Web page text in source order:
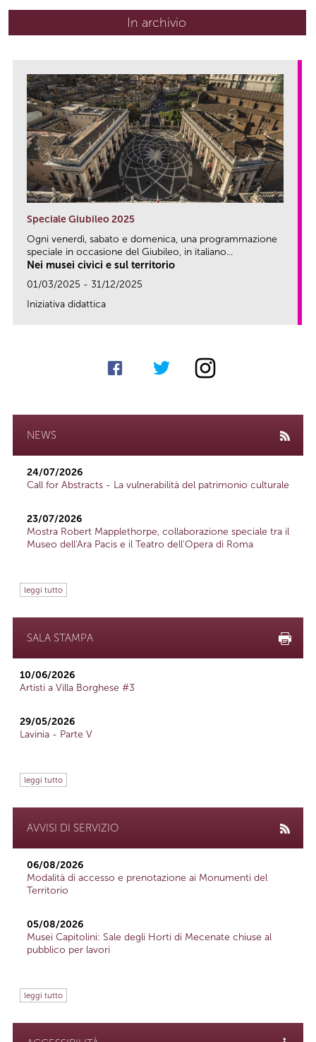
In archivio
Speciale Giubileo 2025
Ogni venerdì, sabato e domenica, una programmazione
speciale in occasione del Giubileo, in italiano...
Nei musei civici e sul territorio
01/03/2025 - 31/12/2025
Iniziativa didattica
NEWS
24/07/2026
Call for Abstracts - La vulnerabilità del patrimonio culturale
23/07/2026
Mostra Robert Mapplethorpe, collaborazione speciale tra il
Museo dell'Ara Pacis e il Teatro dell'Opera di Roma
leggi tutto
SALA STAMPA
10/06/2026
Artisti a Villa Borghese #3
29/05/2026
Lavinia - Parte V
leggi tutto
AVVISI DI SERVIZIO
06/08/2026
Modalità di accesso e prenotazione ai Monumenti del
Territorio
05/08/2026
Musei Capitolini: Sale degli Horti di Mecenate chiuse al
pubblico per lavori
leggi tutto